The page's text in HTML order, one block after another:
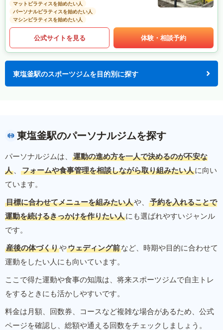
マットピラティスを始めたい人
パーソナルピラティスを始めたい人
マシンピラティスを始めたい人
公式サイトを見る 体験・相談予約
東塩釜駅のスポーツジムを目的別に探す
東塩釜駅のパーソナルジムを探す
パーソナルジムは、
運動の進め方を一人で決めるのが不安な
人 、 フォームや食事管理を相談しながら取り組みたい人に向い
ています。
目標に合わせてメニューを組みたい人や、
予約を入れることで
運動を続けるきっかけを作りたい人にも選ばれやすいジャンル
です。
産後の体づくりやウェディング前など、時期や目的に合わせて
運動をしたい人にも向いています。
ここで得た運動や食事の知識は、将来スポーツジムで自主トレ
をするときにも活かしやすいです。
料金は月額、回数券、コースなど複雑な場合があるため、公式
ページを確認し、総額や通える回数をチェックしましょう。